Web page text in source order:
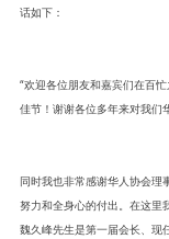
话如下：
“欢迎各位朋友和嘉宾们在百
佳节！谢谢各位多年来对我们
同时我也非常感谢华人协会理
努力和全身心的付出。在这里
魏久峰先生是第一届会长、现